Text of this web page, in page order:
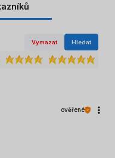
Vymazat Hledat
ověřené